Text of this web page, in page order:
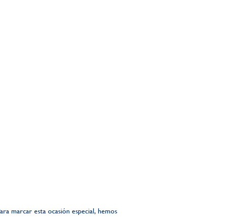
marcar esta ocasión especial, hemos